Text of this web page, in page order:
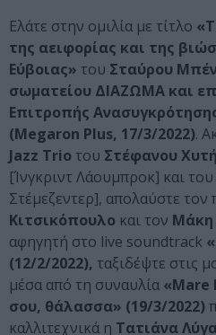
Ελάτε στην ομιλία με τίτλο
της αειφορίας και της
Εύβοιας» του Σταύρου
σωματείου ΔΙΑΖΩΜΑ και
Επιτροπής
(Μegaron Plus, 17/3/2022).
Jazz Trio του Στέφανου
[Ίνγκριντ Λάουμπροκ] και του
Στέμεζεντερ], απολαύστε τον
Κιτσικόπουλο και τον Μάκη
αφηγητή στο live soundtrack «
(12/2/2022), ταξιδέψτε στις
μέσα από τη συναυλία «Mare
σου, θάλασσα» (19/3/2022)
καλλιτεχνικά η Τατιάνα